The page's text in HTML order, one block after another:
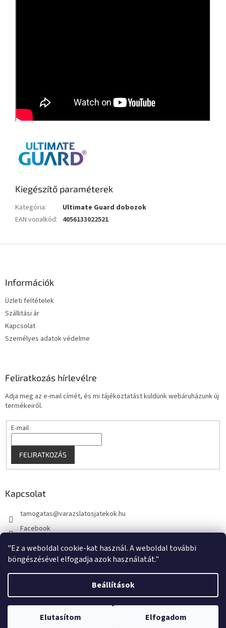
"Ez a weboldal cookie-kat használ. A weboldal további
böngészésével elfogadja azok használatát."
Beállítások
Elutasítom Elfogadom
Kiegészítő paraméterek
Kategória:
Ultimate Guard dobozok
EAN vonalkód: 4056133022521
Információk
Üzleti feltételek
Szállitási ár
Kapcsolat
Személyes adatok védelme
Feliratkozás hírlevélre
Adja meg az e-mail címét, és mi tájékoztatást küldünk webáruházunk új
termékeiről.
E-mail
FELIRATKOZÁS
Kapcsolat
tamogatas@varazslatosjatekok.hu
Facebook
kouzelnehry
Shoptet készítette
Copyright 2026VarazslatosJatekok.hu . Minden jog fenntartva.